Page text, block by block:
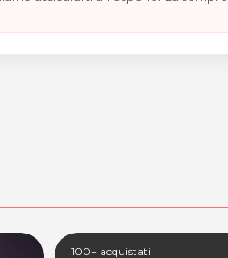
100+ acquistati